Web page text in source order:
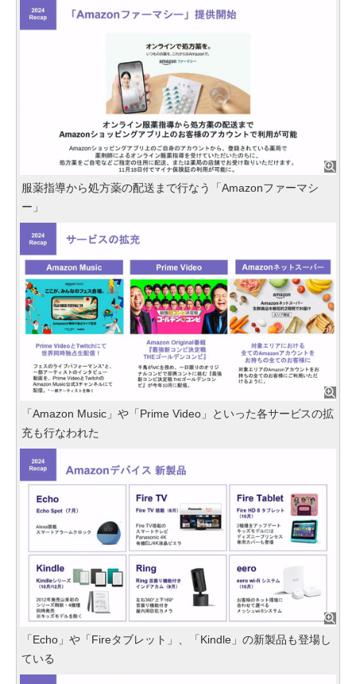
服薬指導から処方薬の配送まで行なう「Amazonファーマシ
ー」
「Amazon Music」や「Prime Video」といった各サービスの拡
充も行なわれた
「Echo」や「Fireタブレット」、「Kindle」の新製品も登場し
ている